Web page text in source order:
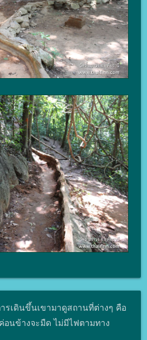
รเดินขึ้นเขามาดูสถานที่ต่างๆ คือ
นข้างจะมืด ไม่มีไฟตามทาง